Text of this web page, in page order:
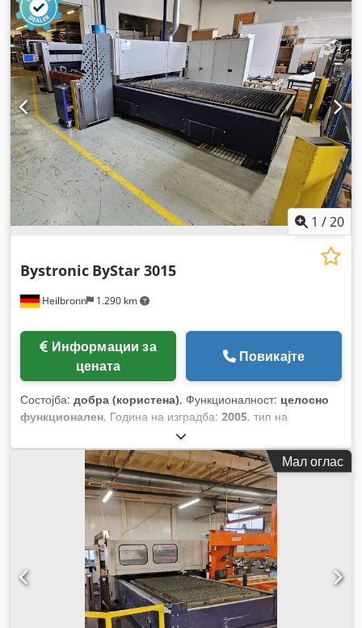
1 /20
Heilbronn 1.290 km
Bystronic ByStar 3015
цената
Повикајте
Состојба: добра (користена), Функционалност: целосно
функционален, Година на изградба: 2005, тип на
CNC управување
W, максимална дебелина на челичен лим:25 мм,
максимална дебелина на лим од не'рѓосувачки челик:20
, макс. дебелина на алуминиев лист:12 мм,
Мал оглас